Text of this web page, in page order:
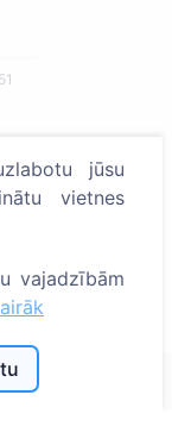
jūsu
vietnes
vajadzībām